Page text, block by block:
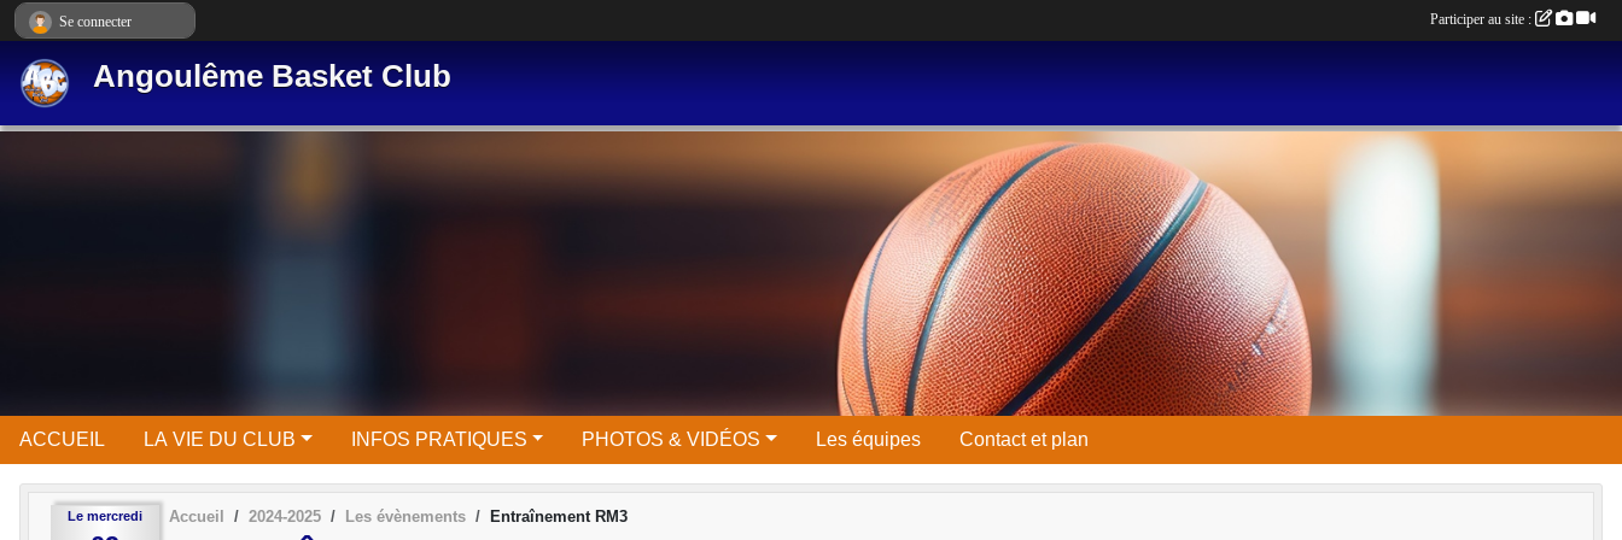
Angoulême Basket Club
ACCUEIL LA VIE DU CLUB INFOS PRATIQUES PHOTOS & VIDÉOS Les équipes Contact et plan
Le mercredi Accueil 2024-2025 Les évènements Entraînement RM3
Se connecter Participer au site :
Panneau de gestion des cookies